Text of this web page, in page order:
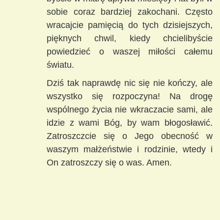
sobie coraz bardziej zakochani. Często
wracajcie pamięcią do tych dzisiejszych,
pięknych chwil, kiedy chcielibyście
powiedzieć o waszej miłości całemu
światu.
Dziś tak naprawdę nic się nie kończy, ale
wszystko się rozpoczyna! Na drogę
wspólnego życia nie wkraczacie sami, ale
idzie z wami Bóg, by wam błogosławić.
Zatroszczcie się o Jego obecność w
waszym małżeństwie i rodzinie, wtedy i
On zatroszczy się o was. Amen.